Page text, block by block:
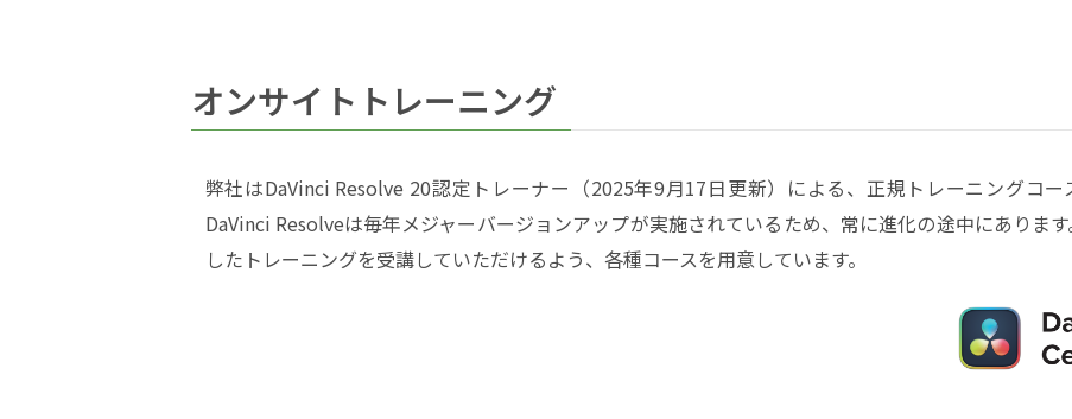
オンサイトトレーニング
弊社はDaVinci Resolve 20認定トレーナー（2025年9月17日更新）による、正規トレーニングコー
DaVinci Resolveは毎年メジャーバージョンアップが実施されているため、常に進化の途中にありま
したトレーニングを受講していただけるよう、各種コースを用意しています。